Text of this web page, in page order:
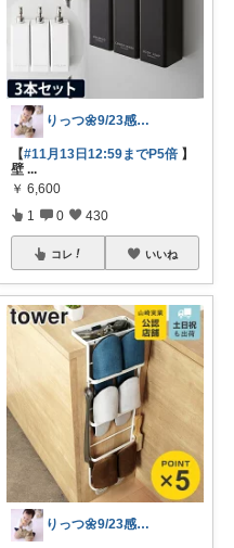
りっつ🌼9/23感謝です🩵
【#11月13日12:59までP5倍 】
壁 ...
￥ 6,600
1 0 430
コレ いいね
りっつ🌼9/23感謝です🩵